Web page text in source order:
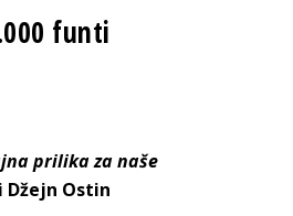
funti
prilika za naše
Ostin